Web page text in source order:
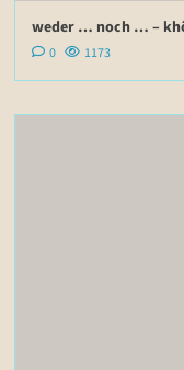
weder … noch … –
0 1173